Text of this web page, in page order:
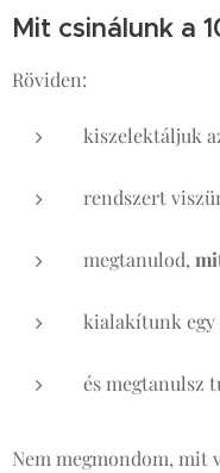
Mit csinálunk a
Röviden:
kiszelektáljuk
rendszert
megtanulod,
kialakítunk egy
és megtanulsz
Nem megmondom, mit